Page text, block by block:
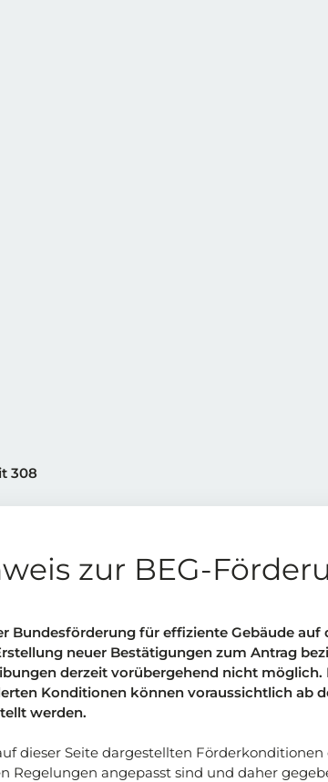
308
zur BEG-
Bundesförderung für effiziente Gebäude auf
neuer Bestätigungen zum Antrag
derzeit vorübergehend nicht möglich.
Konditionen können voraussichtlich ab
werden.
dieser Seite dargestellten
Regelungen angepasst sind und daher
+ Fassade (VFF)